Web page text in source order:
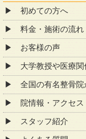
初めての方へ
料金・施術の流れ
お客様の声
大学教授や医療
全国の有名整骨
院情報・アクセス
スタッフ紹介